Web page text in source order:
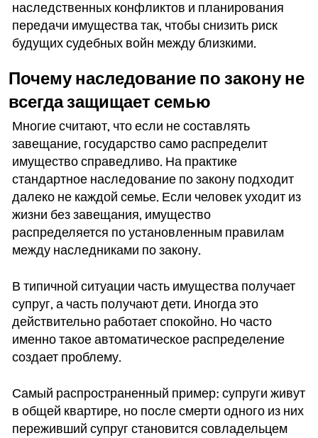
наследственных конфликтов и планирования
передачи имущества так, чтобы снизить риск
будущих судебных войн между близкими.
Почему наследование по закону не
всегда защищает семью
Многие считают, что если не составлять
завещание, государство само распределит
имущество справедливо. На практике
стандартное наследование по закону подходит
далеко не каждой семье. Если человек уходит из
жизни без завещания, имущество
распределяется по установленным правилам
между наследниками по закону.
В типичной ситуации часть имущества получает
супруг, а часть получают дети. Иногда это
действительно работает спокойно. Но часто
именно такое автоматическое распределение
создает проблему.
Самый распространенный пример: супруги живут
в общей квартире, но после смерти одного из них
переживший супруг становится совладельцем